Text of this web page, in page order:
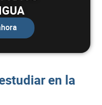
en la